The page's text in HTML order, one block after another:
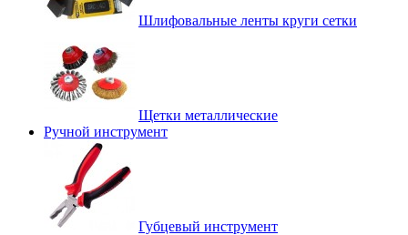
Шлифовальные ленты круги сетки
Щетки металлические
Ручной инструмент
Губцевый инструмент